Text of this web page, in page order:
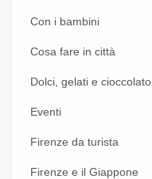
Con i bambini
Cosa fare in città
Dolci, gelati e cioccolato
Eventi
Firenze da turista
Firenze e il Giappone